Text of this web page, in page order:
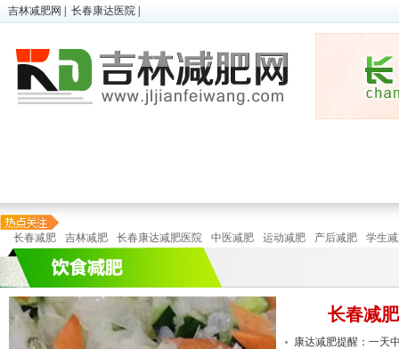
吉林减肥网 长春康达医院
长春减肥 吉林减肥 长春康达减肥医院 中医减肥 运动减肥 产后减肥 学生
长春减
康达减肥提醒：一天